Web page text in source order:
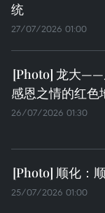
统
27/07/2026 01:00
龙大——
感恩之情的红色
26/07/2026 01:30
顺化：
25/07/2026 01:00